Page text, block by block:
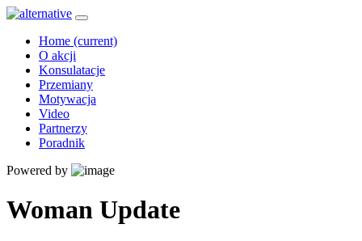
Home (current)
O akcji
Konsulatacje
Przemiany
Motywacja
Video
Partnerzy
Poradnik
Powered by
Woman Update